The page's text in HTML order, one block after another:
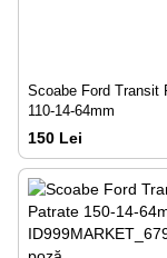
Scoabe Ford Transit
110-14-64mm
150 Lei